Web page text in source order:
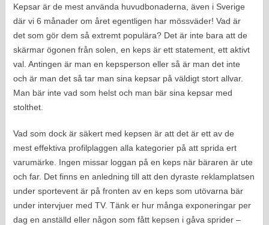
Kepsar är de mest använda huvudbonaderna, även i Sverige
där vi 6 månader om året egentligen har mössväder! Vad är
det som gör dem så extremt populära? Det är inte bara att de
skärmar ögonen från solen, en keps är ett statement, ett aktivt
val. Antingen är man en kepsperson eller så är man det inte
och är man det så tar man sina kepsar på väldigt stort allvar.
Man bär inte vad som helst och man bär sina kepsar med
stolthet.
Vad som dock är säkert med kepsen är att det är ett av de
mest effektiva profilplaggen alla kategorier på att sprida ert
varumärke. Ingen missar loggan på en keps när bäraren är ute
och far. Det finns en anledning till att den dyraste reklamplatsen
under sportevent är på fronten av en keps som utövarna bär
under intervjuer med TV. Tänk er hur många exponeringar per
dag en anställd eller någon som fått kepsen i gåva sprider –